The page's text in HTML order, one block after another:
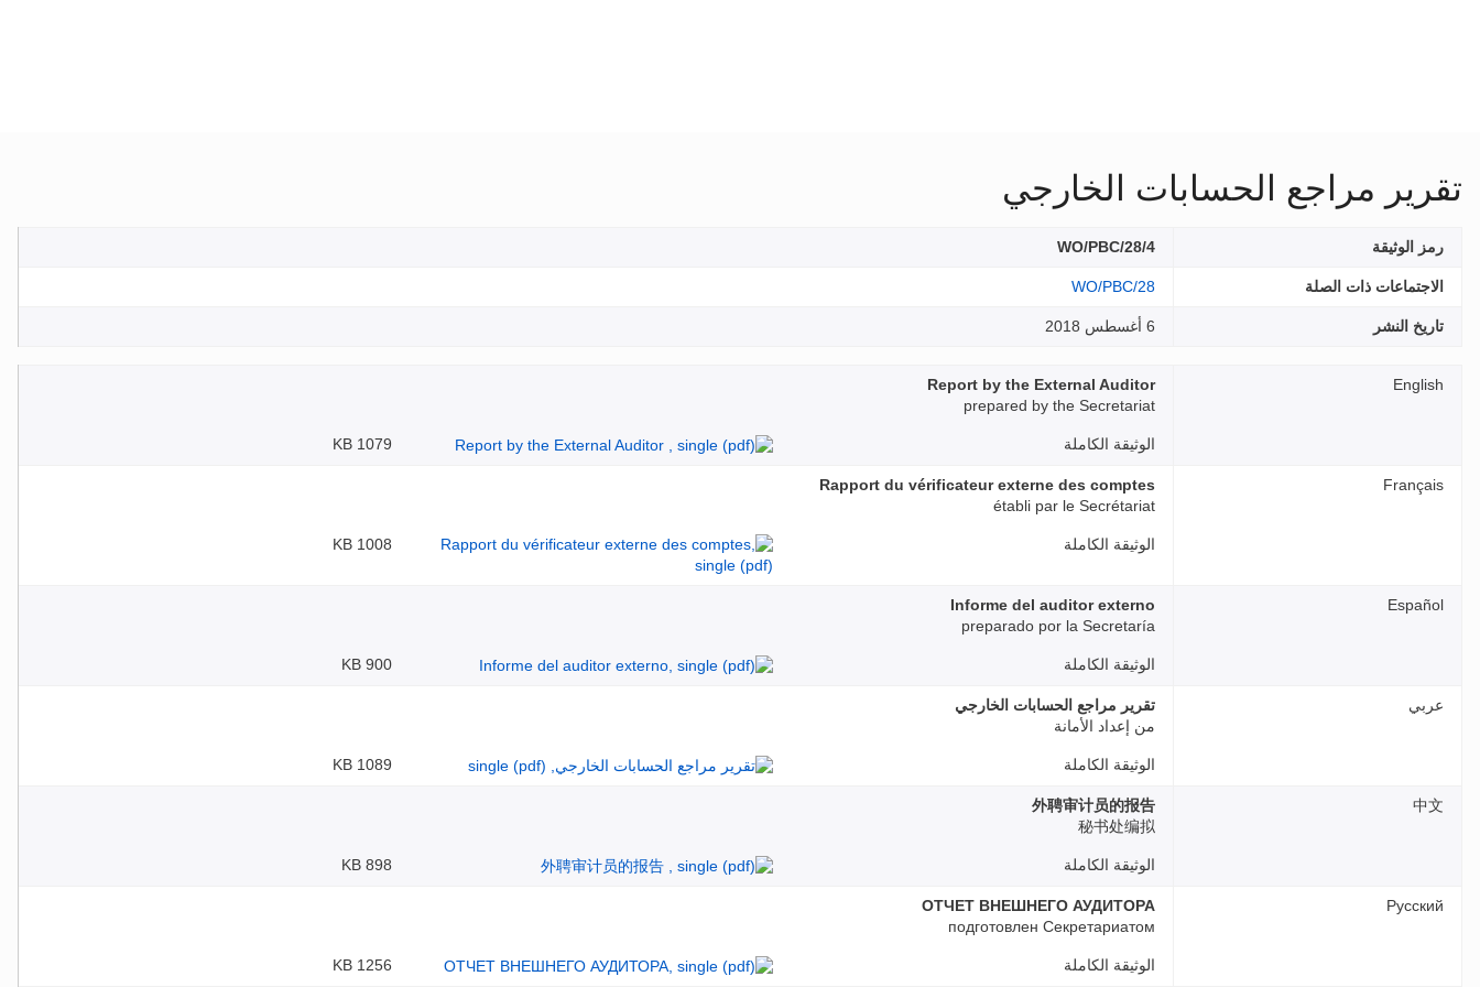
تقرير مراجع الحسابات الخارجي
رمز الوثيقة WO/PBC/28/4
الاجتماعات ذات الصلة WO/PBC/28
تاريخ النشر 6 أغسطس 2018
English
Report by the External Auditor
prepared by the Secretariat
الوثيقة الكاملة 1079 KB
Français
Rapport du vérificateur externe des comptes
établi par le Secrétariat
الوثيقة الكاملة 1008 KB
Español
Informe del auditor externo
preparado por la Secretaría
الوثيقة الكاملة 900 KB
عربي
تقرير مراجع الحسابات الخارجي
من إعداد الأمانة
الوثيقة الكاملة 1089 KB
中文
外聘审计员的报告
秘书处编拟
الوثيقة الكاملة 898 KB
Русский
ОТЧЕТ ВНЕШНЕГО АУДИТОРА
подготовлен Секретариатом
الوثيقة الكاملة 1256 KB